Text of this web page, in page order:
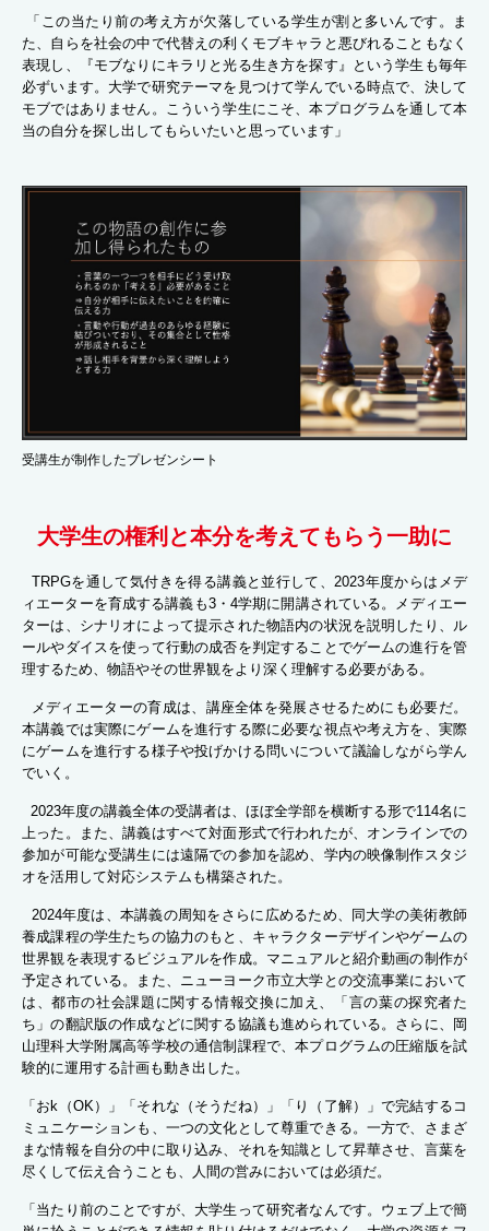
「この当たり前の考え方が欠落している学生が割と多いんです。ま
た、自らを社会の中で代替えの利くモブキャラと悪びれることもなく
表現し、『モブなりにキラリと光る生き方を探す』という学生も毎年
必ずいます。大学で研究テーマを見つけて学んでいる時点で、決して
モブではありません。こういう学生にこそ、本プログラムを通して本
当の自分を探し出してもらいたいと思っています」
受講生が制作したプレゼンシート
大学生の権利と本分を考えてもらう一助に
TRPGを通して気付きを得る講義と並行して、2023年度からはメデ
ィエーターを育成する講義も3・4学期に開講されている。メディエー
ターは、シナリオによって提示された物語内の状況を説明したり、ル
ールやダイスを使って行動の成否を判定することでゲームの進行を管
理するため、物語やその世界観をより深く理解する必要がある。
メディエーターの育成は、講座全体を発展させるためにも必要だ。
本講義では実際にゲームを進行する際に必要な視点や考え方を、実際
にゲームを進行する様子や投げかける問いについて議論しながら学ん
でいく。
2023年度の講義全体の受講者は、ほぼ全学部を横断する形で114名に
上った。また、講義はすべて対面形式で行われたが、オンラインでの
参加が可能な受講生には遠隔での参加を認め、学内の映像制作スタジ
オを活用して対応システムも構築された。
2024年度は、本講義の周知をさらに広めるため、同大学の美術教師
養成課程の学生たちの協力のもと、キャラクターデザインやゲームの
世界観を表現するビジュアルを作成。マニュアルと紹介動画の制作が
予定されている。また、ニューヨーク市立大学との交流事業において
は、都市の社会課題に関する情報交換に加え、「言の葉の探究者た
ち」の翻訳版の作成などに関する協議も進められている。さらに、岡
山理科大学附属高等学校の通信制課程で、本プログラムの圧縮版を試
験的に運用する計画も動き出した。
「おk（OK）」「それな（そうだね）」「り（了解）」で完結するコ
ミュニケーションも、一つの文化として尊重できる。一方で、さまざ
まな情報を自分の中に取り込み、それを知識として昇華させ、言葉を
尽くして伝え合うことも、人間の営みにおいては必須だ。
「当たり前のことですが、大学生って研究者なんです。ウェブ上で簡